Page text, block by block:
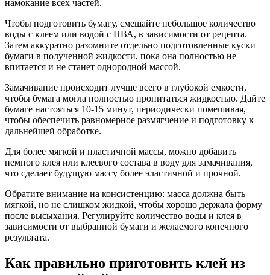
намокание всех частей.
Чтобы подготовить бумагу, смешайте небольшое количество
воды с клеем или водой с ПВА, в зависимости от рецепта.
Затем аккуратно разомните отдельно подготовленные куски
бумаги в полученной жидкости, пока она полностью не
впитается и не станет однородной массой.
Замачивание происходит лучше всего в глубокой емкости,
чтобы бумага могла полностью пропитаться жидкостью. Дайте
бумаге настояться 10-15 минут, периодически помешивая,
чтобы обеспечить равномерное размягчение и подготовку к
дальнейшей обработке.
Для более мягкой и пластичной массы, можно добавить
немного клея или клеевого состава в воду для замачивания,
что сделает будущую массу более эластичной и прочной.
Обратите внимание на консистенцию: масса должна быть
мягкой, но не слишком жидкой, чтобы хорошо держала форму
после высыхания. Регулируйте количество воды и клея в
зависимости от выбранной бумаги и желаемого конечного
результата.
Как правильно приготовить клей из